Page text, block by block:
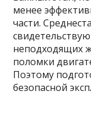
менее
части.
неподходящих
поломки
Поэтому
безопасной